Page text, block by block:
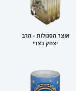
אוצר הסגולות - הרב
יצחק בצרי